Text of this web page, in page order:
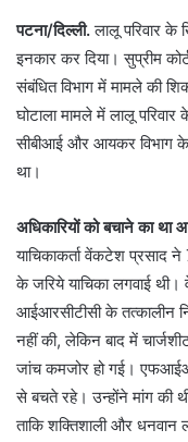
पटना/दिल्ली.लालू परिवार के
इनकार कर दिया। सुप्रीम
संबंधित विभाग में मामले की
घोटाला मामले में लालू
सीबीआई और आयकर विभाग के
था।
अधिकारियों को बचाने का था
याचिकाकर्ता वेंकटेश प्रसाद
के जरिये याचिका लगवाई
आईआरसीटीसी के
नहीं की, लेकिन बाद में
जांच कमजोर हो गई।
से बचते रहे। उन्होंने मांग की
ताकि शक्तिशाली और